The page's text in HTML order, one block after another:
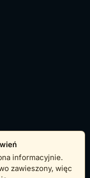
informacyjnie.
zawieszony, więc